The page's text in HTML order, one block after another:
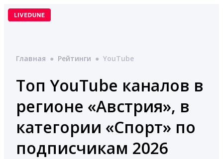
Перейти
Главная ● Рейтинги ● YouTube
Топ YouTube каналов в
регионе «Австрия», в
категории «Спорт» по
подписчикам 2026